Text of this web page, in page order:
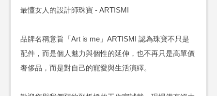
最懂女人的設計師珠寶 - ARTISMI
品牌名稱意旨「Art is me」ARTISMI 認為珠寶不只是
配件，而是個人魅力與個性的延伸，也不再只是高單價
奢侈品，而是對自己的寵愛與生活演繹。